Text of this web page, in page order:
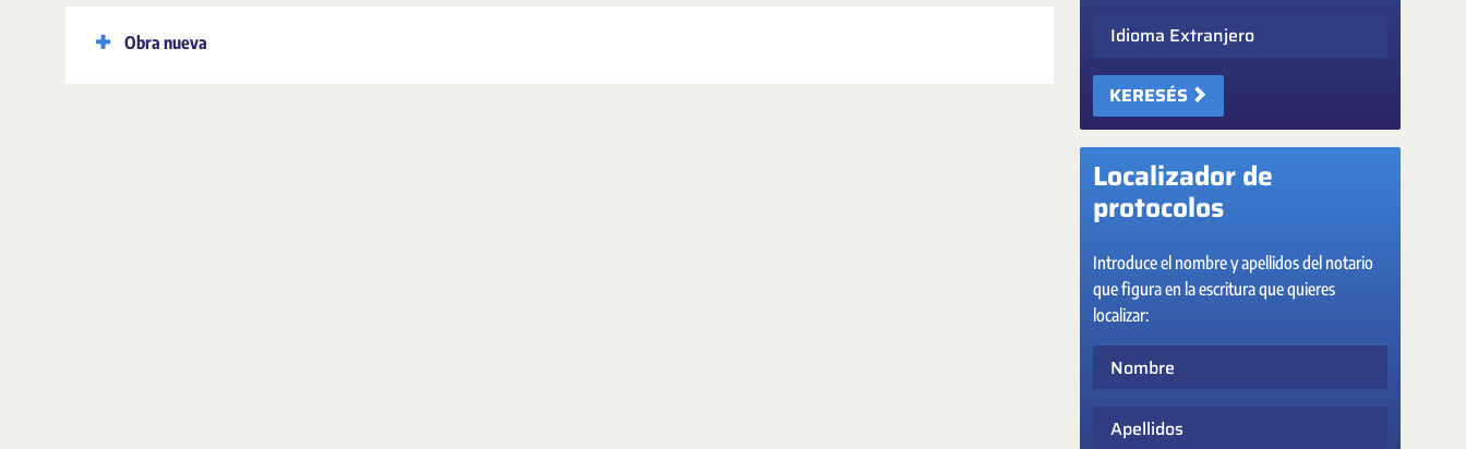
Obra nueva
Idioma Extranjero
KERESÉS
Localizador de
protocolos
Introduce el nombre y apellidos del notario
que figura en la escritura que quieres
localizar: